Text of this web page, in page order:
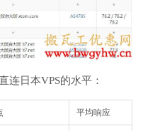
连日本VPS的水平：
平均响应